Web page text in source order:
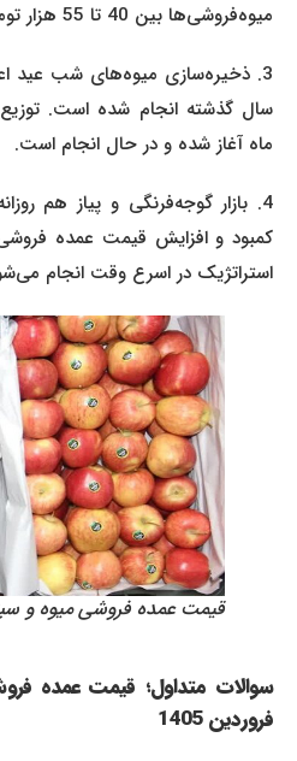
میوه‌فروشی‌ها بین 40 تا 55 هزار تومان باید به فروش برسد.
ماه آغاز شده و در حال انجام است.
4. بازار گوجه‌فرنگی و پیاز هم
کمبود و افزایش قیمت عمده‌ فروشی
استراتژیک در اسرع وقت انجام می‌شود.
قیمت عمده‌ فروشی میوه و سبزیجات تا 2
فروردین 1405